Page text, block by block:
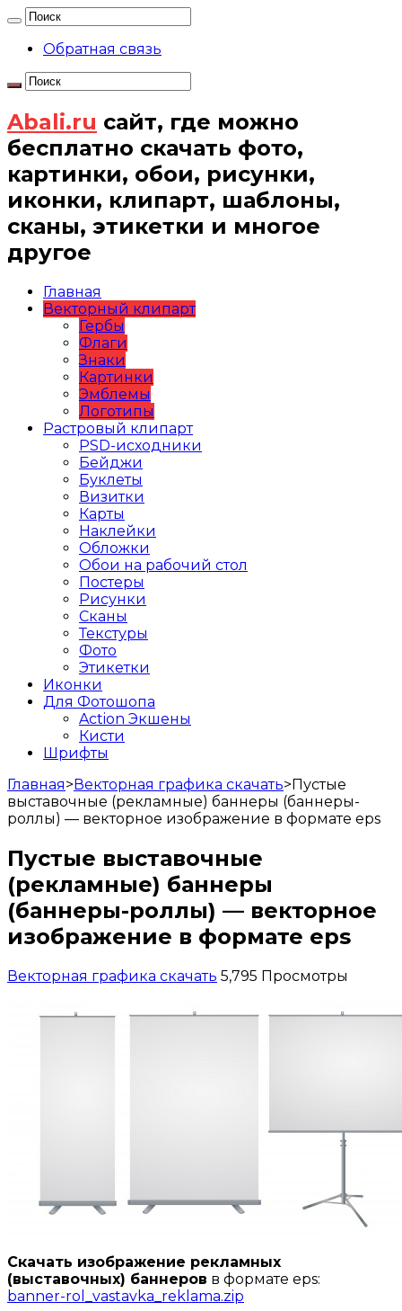
Обратная связь
Abali.ru сайт, где можно
бесплатно скачать фото,
картинки, обои, рисунки,
иконки, клипарт, шаблоны,
сканы, этикетки и многое
другое
Главная
Векторный клипарт
Гербы
Флаги
Знаки
Картинки
Эмблемы
Логотипы
Растровый клипарт
PSD-исходники
Бейджи
Буклеты
Визитки
Карты
Наклейки
Обложки
Обои на рабочий стол
Постеры
Рисунки
Сканы
Текстуры
Фото
Этикетки
Иконки
Для Фотошопа
Action Экшены
Кисти
Шрифты
Главная>Векторная графика скачать>Пустые
выставочные (рекламные) баннеры (баннеры-
роллы) — векторное изображение в формате eps
Пустые выставочные
(рекламные) баннеры
(баннеры-роллы) — векторное
изображение в формате eps
Векторная графика скачать 5,795 Просмотры
Скачать изображение рекламных
(выставочных) баннеров в формате eps:
banner-rol_vastavka_reklama.zip